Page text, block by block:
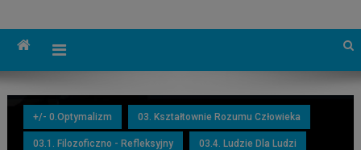
+/- 0.Optymalizm 03. Kształtownie Rozumu Człowieka
03.1. Filozoficzno - Refleksyjny 03.4. Ludzie Dla Ludzi